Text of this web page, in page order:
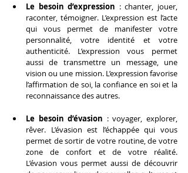
Le besoin d’expression : chanter, jouer,
raconter, témoigner. L’expression est l’acte
qui vous permet de manifester votre
personnalité, votre identité et votre
authenticité. L’expression vous permet
aussi de transmettre un message, une
vision ou une mission. L’expression favorise
l’affirmation de soi, la confiance en soi et la
reconnaissance des autres.
Le besoin d’évasion : voyager, explorer,
rêver. L’évasion est l’échappée qui vous
permet de sortir de votre routine, de votre
zone de confort et de votre réalité.
L’évasion vous permet aussi de découvrir